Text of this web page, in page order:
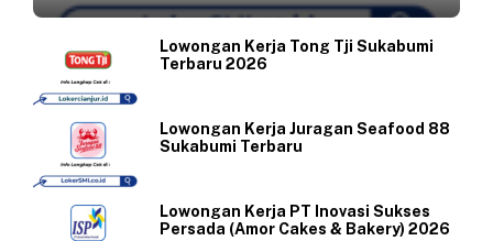
Lowongan Kerja Tong Tji Sukabumi
Terbaru 2026
Lowongan Kerja Juragan Seafood 88
Sukabumi Terbaru
Lowongan Kerja PT Inovasi Sukses
Persada (Amor Cakes & Bakery) 2026